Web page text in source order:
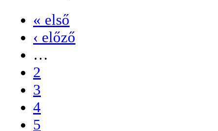
« első
‹ előző
…
2
3
4
5